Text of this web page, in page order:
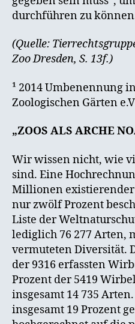
durchführen zu
(Quelle:
Zoo Dresden, S. 13f.)
¹ 2014 Umbenennung
Zoologischen Gärten
„ZOOS ALS ARCHE
Wir wissen nicht, wie
sind. Eine
Millionen existierender
nur zwölf Prozent
Liste der
lediglich 76 277 Arten,
vermuteten Diversität.
der 9316 erfassten
Prozent der 5419
insgesamt 14 735
insgesamt 19 Prozent